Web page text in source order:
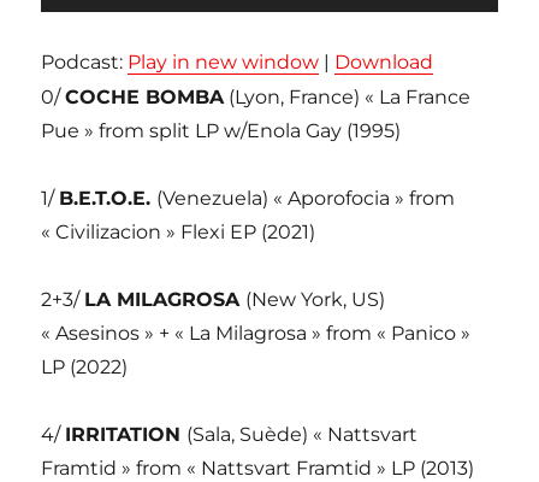
audio
Podcast: Play in new window | Download
0/COCHE BOMBA(Lyon, France) « La France
Pue » from split LP w/Enola Gay (1995)
1/ B.E.T.O.E. (Venezuela) « Aporofocia » from
« Civilizacion » Flexi EP (2021)
2+3/ LA MILAGROSA (New York, US)
« Asesinos » + « La Milagrosa » from « Panico »
LP (2022)
4/ IRRITATION (Sala, Suède) « Nattsvart
Framtid » from « Nattsvart Framtid » LP (2013)